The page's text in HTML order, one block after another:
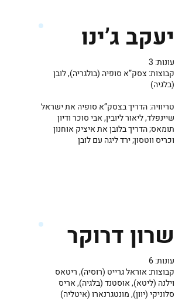
יעקב ג’ינו
עונות: 3
קבוצות: צסק”א סופיה (בולגריה), לובן
(בלגיה)
טריוויה: הדריך בצסק”א סופיה את ישראל
שיינפלד, ליאור ליובין, אבי סוכר ודיון
תומאס; הדריך בלובן את איציק אוחנון
וכריס ווטסון; ירד ליגה עם לובן
שרון דרוקר
עונות: 6
קבוצות: אוראל גרייט (רוסיה), ריטאס
וילנה (ליטא), אוסטנד (בלגיה), אריס
סלוניקי (יוון), מונטגרנארו (איטליה)